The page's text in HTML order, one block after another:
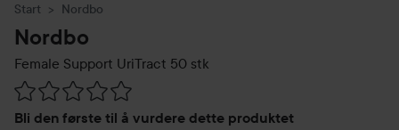
Start Nordbo
Nordbo
Female Support UriTract 50 stk
Bli den første til å vurdere dette produktet
Gå til Vurderinger & anmeldelser